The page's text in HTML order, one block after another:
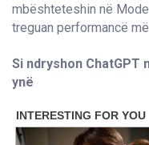
mbështeteshin në
treguan performancë
Si ndryshon
ynë